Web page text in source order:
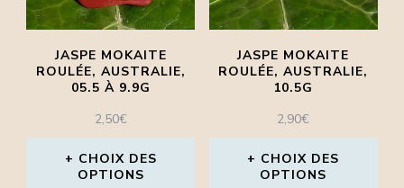
JASPE MOKAITE
ROULÉE, AUSTRALIE,
05.5 À 9.9G
2,50€
CHOIX DES
OPTIONS
JASPE MOKAITE
ROULÉE, AUSTRALIE,
10.5G
2,90€
CHOIX DES
OPTIONS